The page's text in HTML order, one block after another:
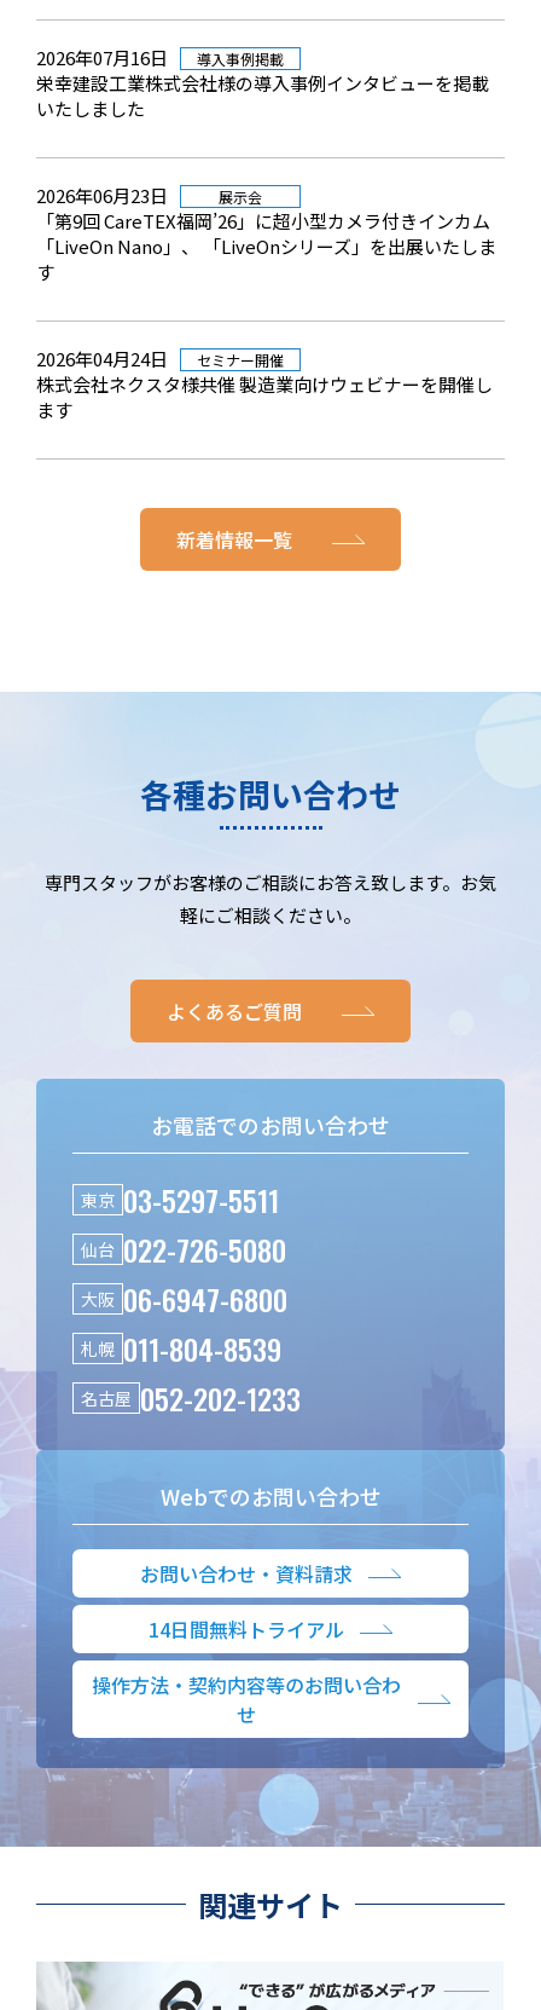
2026年07月16日 導入事例掲載
栄幸建設工業株式会社様の導入事例インタビューを掲載
いたしました
2026年06月23日 展示会
「第9回 CareTEX福岡’26」に超小型カメラ付きインカム
「LiveOn Nano」、 「LiveOnシリーズ」を出展いたしま
す
2026年04月24日 セミナー開催
株式会社ネクスタ様共催 製造業向けウェビナーを開催し
ます
新着情報一覧
各種お問い合わせ
専門スタッフがお客様のご相談にお答え致します。お気
軽にご相談ください。
よくあるご質問
お電話でのお問い合わせ
東京 03-5297-5511
仙台 022-726-5080
大阪 06-6947-6800
札幌 011-804-8539
名古屋 052-202-1233
Webでのお問い合わせ
お問い合わせ・資料請求
14日間無料トライアル
操作方法・契約内容等のお問い合わ
せ
関連サイト